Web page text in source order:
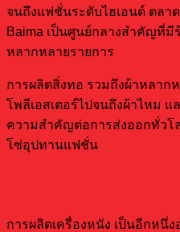
จนถึงแฟชั่นระดับไฮเอนด์ ตลาด
Baima เป็นศูนย์กลางสำคัญที่มี
หลากหลายรายการ
การผลิตสิ่งทอ รวมถึงผ้าหลาก
โพลีเอสเตอร์ไปจนถึงผ้าไหม
ความสำคัญต่อการส่งออกทั่ว
โซ่อุปทานแฟชั่น
การผลิตเครื่องหนัง เป็นอีกหนึ่